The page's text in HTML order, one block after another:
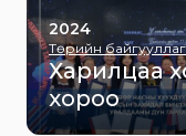
2024
Төрийн
Харилцаа
хороо